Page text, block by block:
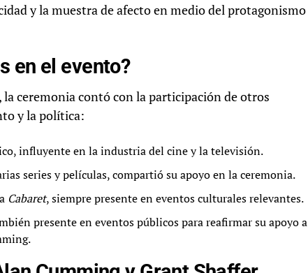
y la muestra de afecto en medio del protagonismo
en el evento?
ceremonia contó con la participación de otros
y la política:
influyente en la industria del cine y la televisión.
series y películas, compartió su apoyo en la ceremonia.
Cabaret, siempre presente en eventos culturales relevantes.
presente en eventos públicos para reafirmar su apoyo a